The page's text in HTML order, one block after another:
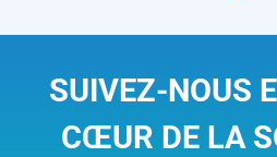
SUIVEZ-NOUS
CŒUR DE LA